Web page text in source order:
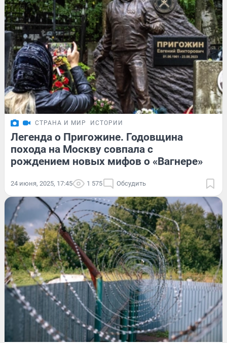
СТРАНА И МИР ИСТОРИИ
Легенда о Пригожине. Годовщина
похода на Москву совпала с
рождением новых мифов о «Вагнере»
24 июня, 2025, 17:45 1 575 Обсудить